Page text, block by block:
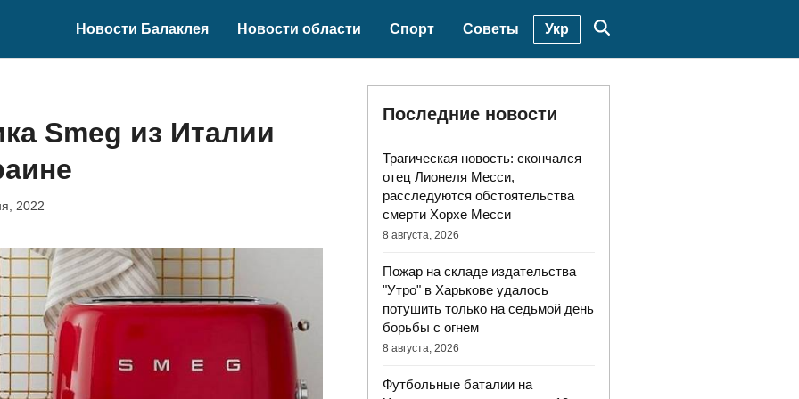
Новости Балаклея Новости области Спорт Советы Укр
Smeg из Италии
2022
Последние новости
Трагическая новость: скончался
отец Лионеля Месси,
расследуются обстоятельства
смерти Хорхе Месси
8 августа, 2026
Пожар на складе издательства
"Утро" в Харькове удалось
потушить только на седьмой день
борьбы с огнем
8 августа, 2026
Футбольные баталии на